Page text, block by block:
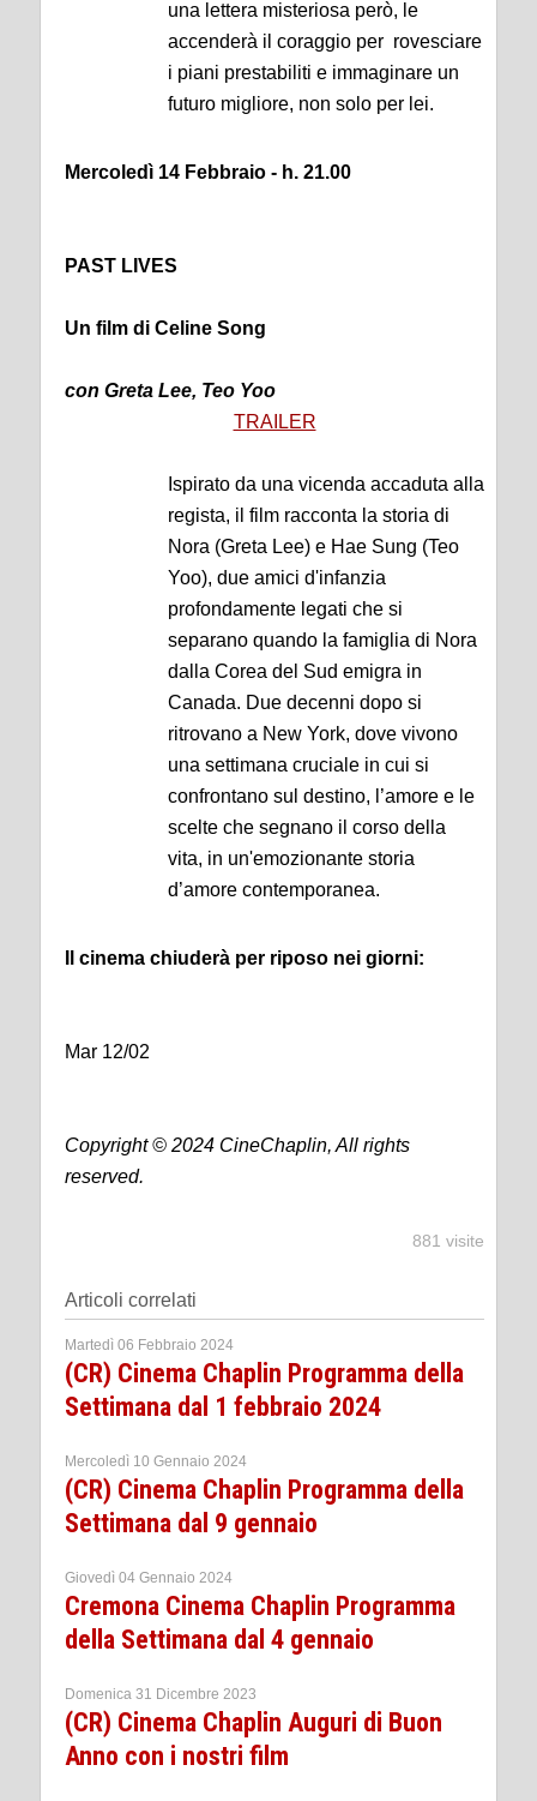
una lettera misteriosa però, le
accenderà il coraggio per rovesciare
i piani prestabiliti e immaginare un
futuro migliore, non solo per lei.
Mercoledì 14 Febbraio - h. 21.00
PAST LIVES
Un film di Celine Song
con Greta Lee, Teo Yoo
TRAILER
Ispirato da una vicenda accaduta alla
regista, il film racconta la storia di
Nora (Greta Lee) e Hae Sung (Teo
Yoo), due amici d'infanzia
profondamente legati che si
separano quando la famiglia di Nora
dalla Corea del Sud emigra in
Canada. Due decenni dopo si
ritrovano a New York, dove vivono
una settimana cruciale in cui si
confrontano sul destino, l’amore e le
scelte che segnano il corso della
vita, in un'emozionante storia
d’amore contemporanea.
Il cinema chiuderà per riposo nei giorni:
Mar 12/02
Copyright © 2024 CineChaplin, All rights
reserved.
881 visite
Articoli correlati
Martedì 06 Febbraio 2024
(CR) Cinema Chaplin Programma della
Settimana dal 1 febbraio 2024
Mercoledì 10 Gennaio 2024
(CR) Cinema Chaplin Programma della
Settimana dal 9 gennaio
Giovedì 04 Gennaio 2024
Cremona Cinema Chaplin Programma
della Settimana dal 4 gennaio
Domenica 31 Dicembre 2023
(CR) Cinema Chaplin Auguri di Buon
Anno con i nostri film